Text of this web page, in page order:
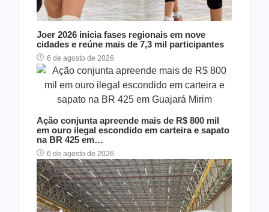
Joer 2026 inicia fases regionais em nove
cidades e reúne mais de 7,3 mil participantes
6 de agosto de 2026
Ação conjunta apreende mais de R$ 800 mil
em ouro ilegal escondido em carteira e sapato
na BR 425 em…
6 de agosto de 2026